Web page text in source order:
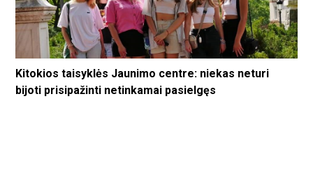
Kitokios taisyklės Jaunimo centre: niekas neturi
bijoti prisipažinti netinkamai pasielgęs